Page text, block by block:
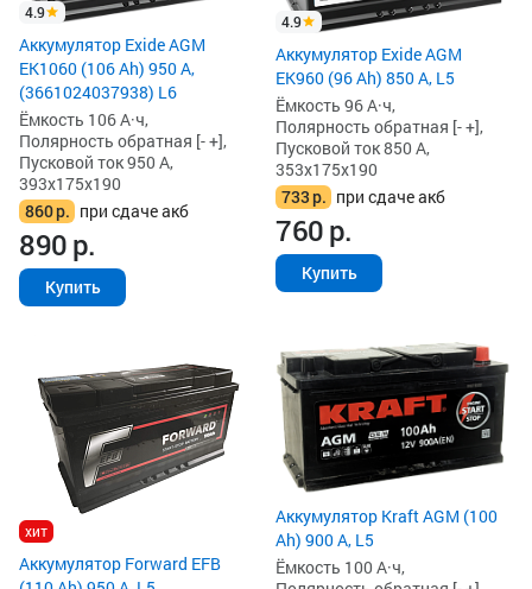
4.9
Аккумулятор Exide AGM
EK1060 (106 Ah) 950 А,
(3661024037938) L6
Ёмкость 106 А·ч,
Полярность обратная [- +],
Пусковой ток 950 А,
393x175x190
860р. при сдаче акб
890р.
Купить
4.9
Аккумулятор Exide AGM
EK960 (96 Ah) 850 А, L5
Ёмкость 96 А·ч,
Полярность обратная [- +],
Пусковой ток 850 А,
353x175x190
733р. при сдаче акб
760р.
Купить
хит
Аккумулятор Forward EFB
Аккумулятор Kraft AGM (100
Ah) 900 А, L5
Ёмкость 100 А·ч,